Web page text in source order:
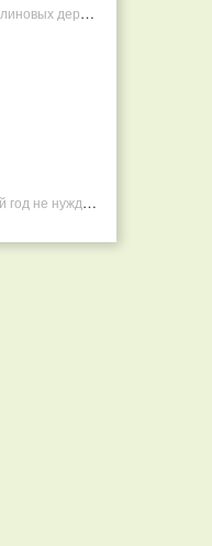
Товарищи, это РАЗВОД! Почему малиновых деревьев не бывает, или Как ушлые продавцы наживаются на мечтах садоводов
Горжусь тем, что моя семья круглый год не нуждается в покупных витаминах